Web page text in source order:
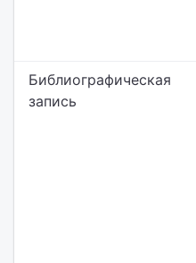
Библиографическая
запись